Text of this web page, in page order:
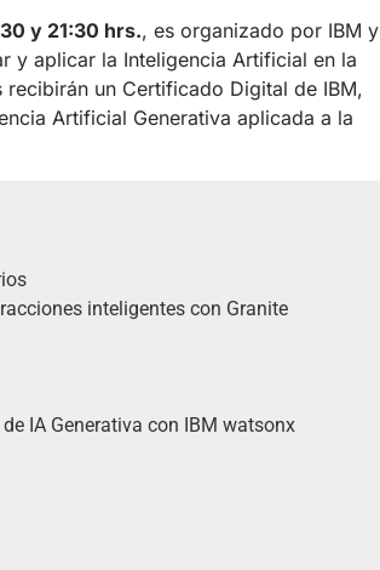
y 21:30 hrs., es organizado por IBM y
y aplicar la Inteligencia Artificial en la
un Certificado Digital de IBM,
Artificial Generativa aplicada a la
inteligentes con Granite
IA Generativa con IBM watsonx